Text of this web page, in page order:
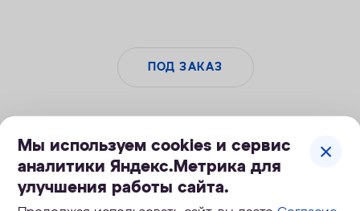
ПОД ЗАКАЗ
Скидка
Мы используем cookies и сервис
аналитики Яндекс.Метрика для
улучшения работы сайта.